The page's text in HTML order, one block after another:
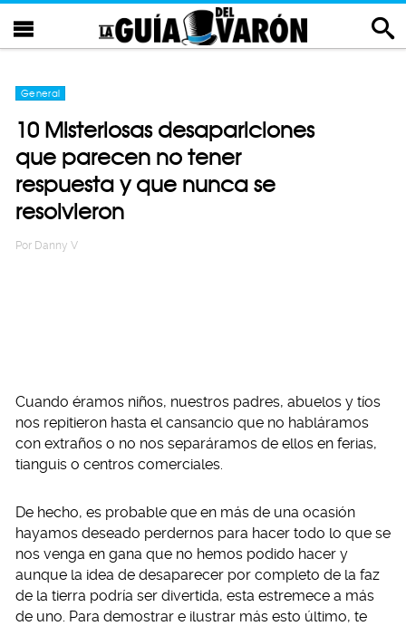
General
10 Misteriosas desapariciones
que parecen no tener
respuesta y que nunca se
resolvieron
Por Danny V
Cuando éramos niños, nuestros padres, abuelos y tíos
nos repitieron hasta el cansancio que no habláramos
con extraños o no nos separáramos de ellos en ferias,
tianguis o centros comerciales.
De hecho, es probable que en más de una ocasión
hayamos deseado perdernos para hacer todo lo que se
nos venga en gana que no hemos podido hacer y
aunque la idea de desaparecer por completo de la faz
de la tierra podría ser divertida, esta estremece a más
de uno. Para demostrar e ilustrar más esto último, te